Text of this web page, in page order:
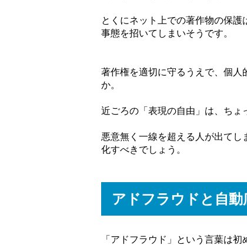
とくにネット上での著作物の保
事態を招いてしまいそうです。
著作権を適切に守るうえで、個
か。
近ごろの「表現の自由」は、ちょ
悪意無く一線を超える人が出て
化すべきでしょう。
アドフラウドと自動
「アドフラウド」という言葉は